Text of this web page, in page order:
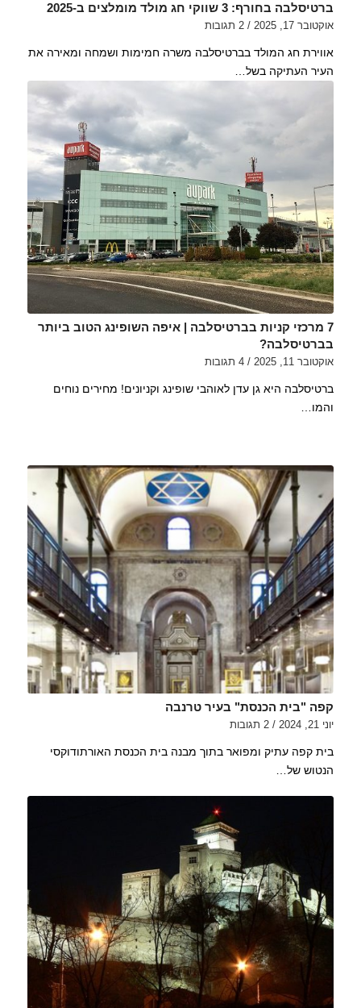
ברטיסלבה בחורף: 3 שווקי חג מולד מומלצים ב-2025
אוקטובר 17, 2025 / 2 תגובות
אווירת חג המולד בברטיסלבה משרה חמימות ושמחה ומאירה את
העיר העתיקה בשל…
7 מרכזי קניות בברטיסלבה | איפה השופינג הטוב ביותר
בברטיסלבה?
אוקטובר 11, 2025 / 4 תגובות
ברטיסלבה היא גן עדן לאוהבי שופינג וקניונים! מחירים נוחים
והמו…
קפה "בית הכנסת" בעיר טרנבה
יוני 21, 2024 / 2 תגובות
בית קפה עתיק ומפואר בתוך מבנה בית הכנסת האורתודוקסי
הנטוש של…